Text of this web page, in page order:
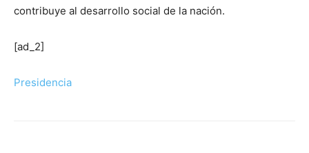
contribuye al desarrollo social de la nación.
[ad_2]
Presidencia